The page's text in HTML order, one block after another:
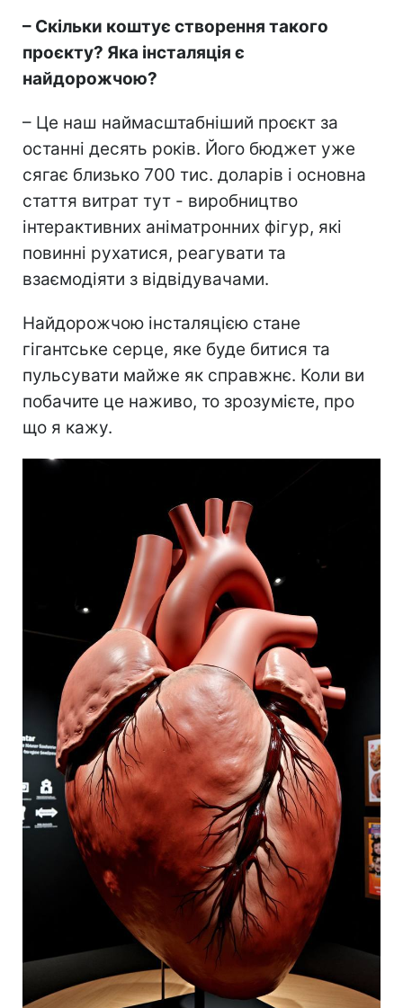
– Скільки коштує створення такого
проєкту? Яка інсталяція є
найдорожчою?
– Це наш наймасштабніший проєкт за
останні десять років. Його бюджет уже
сягає близько 700 тис. доларів і основна
стаття витрат тут - виробництво
інтерактивних аніматронних фігур, які
повинні рухатися, реагувати та
взаємодіяти з відвідувачами.
Найдорожчою інсталяцією стане
гігантське серце, яке буде битися та
пульсувати майже як справжнє. Коли ви
побачите це наживо, то зрозумієте, про
що я кажу.